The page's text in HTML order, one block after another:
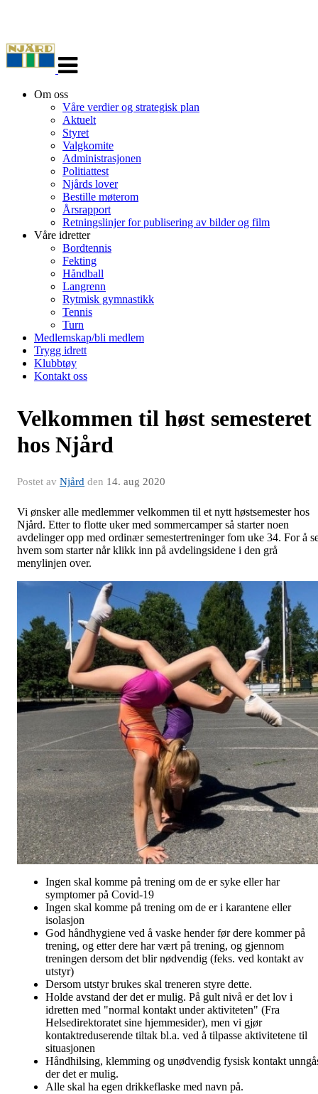
navigasjon
Om oss
Våre verdier og strategisk plan
Aktuelt
Styret
Valgkomite
Administrasjonen
Politiattest
Njårds lover
Bestille møterom
Årsrapport
Retningslinjer for publisering av bilder og film
Våre idretter
Bordtennis
Fekting
Håndball
Langrenn
Rytmisk gymnastikk
Tennis
Turn
Medlemskap/bli medlem
Trygg idrett
Klubbtøy
Kontakt oss
Velkommen til høst semesteret
hos Njård
Postet av Njård den 14. aug 2020
Vi ønsker alle medlemmer velkommen til et nytt høstsemester hos
Njård. Etter to flotte uker med sommercamper så starter noen
avdelinger opp med ordinær semestertreninger fom uke 34. For å
hvem som starter når klikk inn på avdelingsidene i den grå
menylinjen over.
Ingen skal komme på trening om de er syke eller har
symptomer på Covid-19
Ingen skal komme på trening om de er i karantene eller
isolasjon
God håndhygiene ved å vaske hender før dere kommer på
trening, og etter dere har vært på trening, og gjennom
treningen dersom det blir nødvendig (feks. ved kontakt av
utstyr)
Dersom utstyr brukes skal treneren styre dette.
Holde avstand der det er mulig. På gult nivå er det lov i
idretten med "normal kontakt under aktiviteten" (Fra
Helsedirektoratet sine hjemmesider), men vi gjør
kontaktreduserende tiltak bl.a. ved å tilpasse aktivitetene til
situasjonen
Håndhilsing, klemming og unødvendig fysisk kontakt
der det er mulig.
Alle skal ha egen drikkeflaske med navn på.